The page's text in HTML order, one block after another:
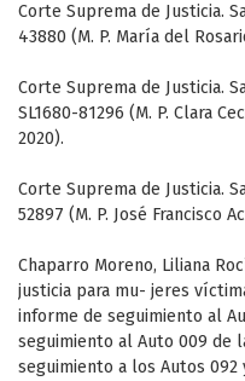
Corte Suprema de Justicia.
43880 (M. P. María del
Corte Suprema de Justicia.
SL1680-81296 (M. P. Clara
2020).
Corte Suprema de Justicia.
52897 (M. P. José Francisco
Chaparro Moreno, Liliana
justicia para mu- jeres
informe de seguimiento al
seguimiento al Auto 009 de
seguimiento a los Autos